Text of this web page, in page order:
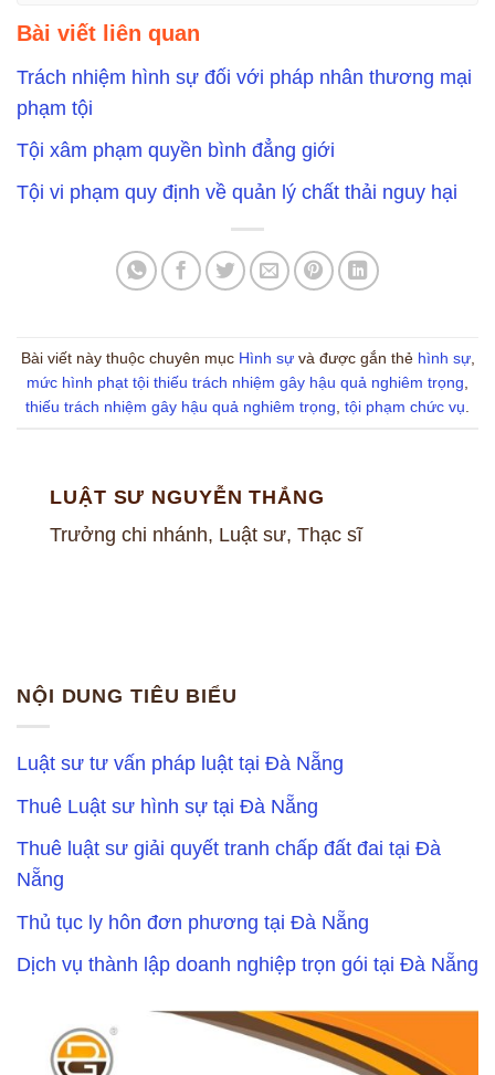
Bài viết liên quan
Trách nhiệm hình sự đối với pháp nhân thương mại
phạm tội
Tội xâm phạm quyền bình đẳng giới
Tội vi phạm quy định về quản lý chất thải nguy hại
Bài viết này thuộc chuyên mục Hình sựvà được gắn thẻ hình sự,
mức hình phạt tội thiếu trách nhiệm gây hậu quả nghiêm trọng
thiếu trách nhiệm gây hậu quả nghiêm trọng tội phạm chức vụ
LUẬT SƯ NGUYỄN THẮNG
Trưởng chi nhánh, Luật sư, Thạc sĩ
NỘI DUNG TIÊU BIỂU
Luật sư tư vấn pháp luật tại Đà Nẵng
Thuê Luật sư hình sự tại Đà Nẵng
Thuê luật sư giải quyết tranh chấp đất đai tại Đà
Nẵng
Thủ tục ly hôn đơn phương tại Đà Nẵng
Dịch vụ thành lập doanh nghiệp trọn gói tại Đà Nẵng